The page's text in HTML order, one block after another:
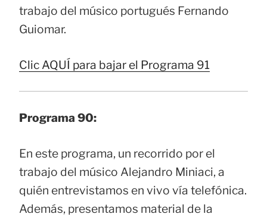
trabajo del músico portugués Fernando
Guiomar.
Clic AQUÍ para bajar el Programa 91
Programa 90:
En este programa, un recorrido por el
trabajo del músico Alejandro Miniaci, a
quién entrevistamos en vivo vía telefónica.
Además, presentamos material de la